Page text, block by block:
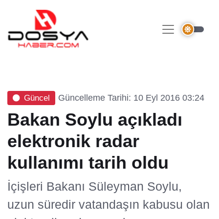
Güncel Güncelleme Tarihi: 10 Eyl 2016 03:24
Bakan Soylu açıkladı
elektronik radar
kullanımı tarih oldu
İçişleri Bakanı Süleyman Soylu,
uzun süredir vatandaşın kabusu olan